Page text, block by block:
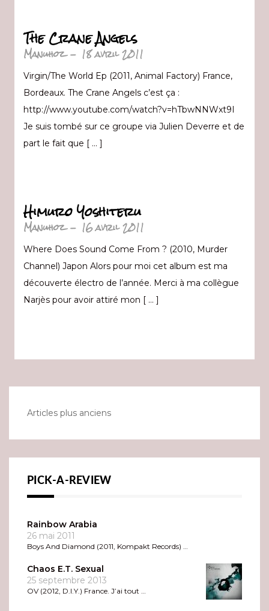
The Crane Angels
Manuhoz- 18 avril 2011
Virgin/The World Ep (2011, Animal Factory) France,
Bordeaux. The Crane Angels c’est ça :
http://www.youtube.com/watch?v=hTbwNNWxt9I
Je suis tombé sur ce groupe via Julien Deverre et de
part le fait que [ … ]
Himuro Yoshiteru
Manuhoz- 16 avril 2011
Where Does Sound Come From ? (2010, Murder
Channel) Japon Alors pour moi cet album est ma
découverte électro de l’année. Merci à ma collègue
Narjès pour avoir attiré mon [ … ]
Navigation
articles
Articles plus anciens
PICK-A-REVIEW
Rainbow Arabia
26 mai 2011
Boys And Diamond (2011, Kompakt Records) …
Chaos E.T. Sexual
25 septembre 2013
OV (2012, D.I.Y.) France. J’ai tout …